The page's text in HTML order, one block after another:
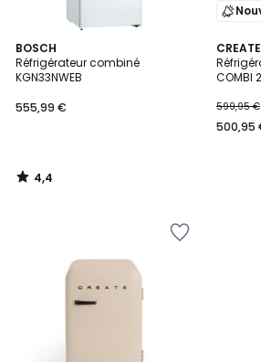
BOSCH
Réfrigérateur combiné
KGN33NWEB
555,99 €
4,4
/ 5
4,4
/
CREATE
COMBI
599,95 €
500,95